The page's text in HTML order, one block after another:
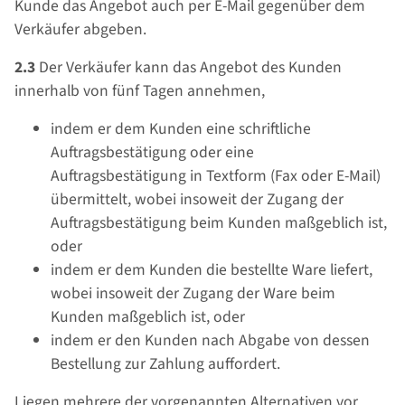
Kunde das Angebot auch per E-Mail gegenüber dem
Verkäufer abgeben.
2.3 Der Verkäufer kann das Angebot des Kunden
innerhalb von fünf Tagen annehmen,
indem er dem Kunden eine schriftliche
Auftragsbestätigung oder eine
Auftragsbestätigung in Textform (Fax oder E-Mail)
übermittelt, wobei insoweit der Zugang der
Auftragsbestätigung beim Kunden maßgeblich ist,
oder
indem er dem Kunden die bestellte Ware liefert,
wobei insoweit der Zugang der Ware beim
Kunden maßgeblich ist, oder
indem er den Kunden nach Abgabe von dessen
Bestellung zur Zahlung auffordert.